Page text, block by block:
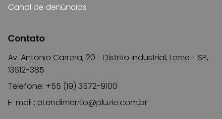
Canal de denúncias
Contato
Av. Antonio Carrera, 20 - Distrito Industrial, Leme - SP,
13612-385
Telefone: +55 (19) 3572-9100
E-mail : atendimento@pluzie.com.br